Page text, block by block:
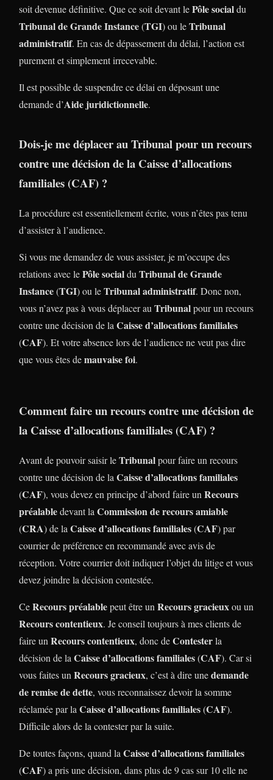
soit devenue définitive. Que ce soit devant lePôle socialdu
Tribunal de Grande Instance(TGI) ou leTribunal
administratif. En cas de dépassement du délai, l’action est
purement et simplement irrecevable.
Il est possible de suspendre ce délai en déposant une
demande d’Aide juridictionnelle.
Dois-je me déplacer au Tribunal pour un recours
contre une décision de la Caisse d’allocations
familiales (CAF) ?
La procédure est essentiellement écrite, vous n’êtes pas tenu
d’assister à l’audience.
Si vous me demandez de vous assister, je m’occupe des
relations avec lePôle socialdu Tribunal de Grande
Instance(TGI) ou leTribunal administratif. Donc non,
vous n’avez pas à vous déplacer au Tribunalpour un recours
contre une décision de la Caisse d’allocations familiales
(CAF). Et votre absence lors de l’audience ne veut pas dire
que vous êtes demauvaise foi.
Comment faire un recours contre une décision de
la Caisse d’allocations familiales (CAF) ?
Avant de pouvoir saisir leTribunalpour faire un recours
contre une décision de la Caisse d’allocations familiales
(CAF), vous devez en principe d’abord faire un Recours
préalabledevant la Commission de recours amiable
(CRA) de la Caisse d’allocations familiales(CAF) par
courrier de préférence en recommandé avec avis de
réception. Votre courrier doit indiquer l’objet du litige et vous
devez joindre la décision contestée.
CeRecours préalablepeut être un Recours gracieuxou un
Recours contentieux. Je conseil toujours à mes clients de
faire un Recours contentieux, donc deContesterla
décision de la Caisse d’allocations familiales(CAF). Car si
vous faites un Recours gracieux, c’est à dire unedemande
de remise de dette, vous reconnaissez devoir la somme
réclamée par la Caisse d’allocations familiales(CAF).
Difficile alors de la contester par la suite.
De toutes façons, quand la Caisse d’allocations familiales
(CAF) a pris une décision, dans plus de 9 cas sur 10 elle ne